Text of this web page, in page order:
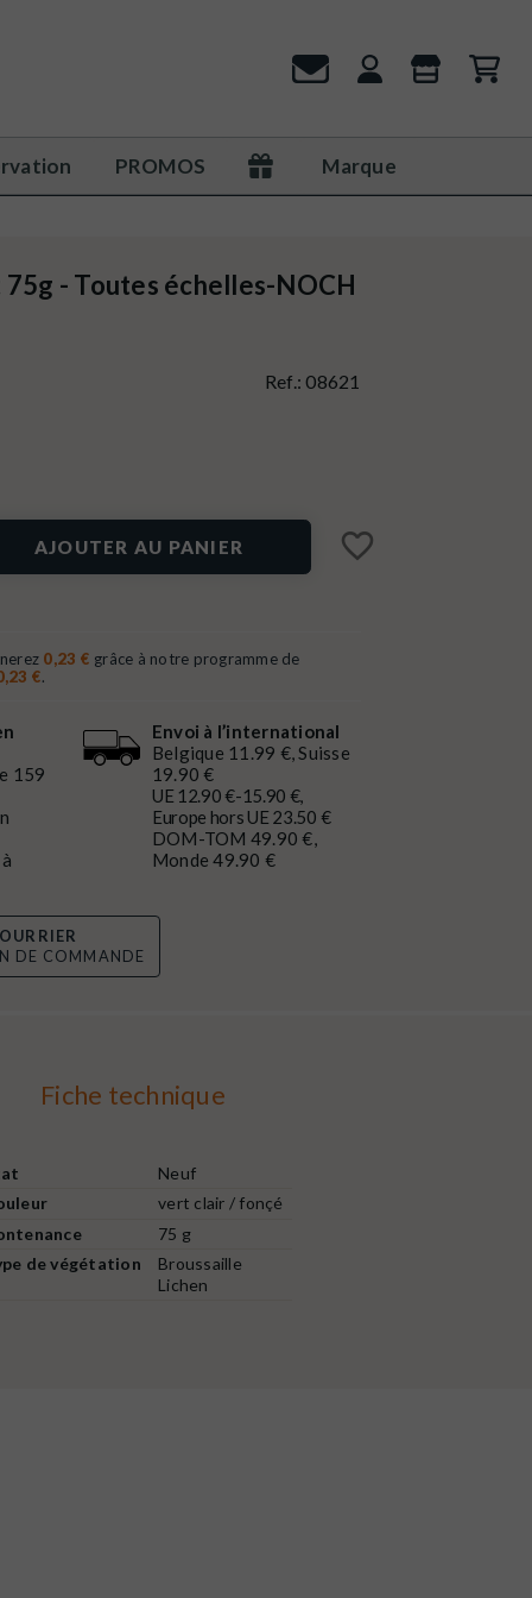
PROMOS Marque
- Toutes échelles-NOCH
Ref.:08621
AJOUTER AU PANIER favorite_border
0,23 € grâce à notre programme de
€.
159
Envoi à l’international
Belgique 11.99 €, Suisse
19.90 €
UE 12.90 €-15.90 €,
Europe hors UE 23.50 €
DOM-TOM 49.90 €,
Monde 49.90 €
DE COMMANDE
Fiche technique
Neuf
vert clair / fonçé
75 g
de végétation
Broussaille
Lichen